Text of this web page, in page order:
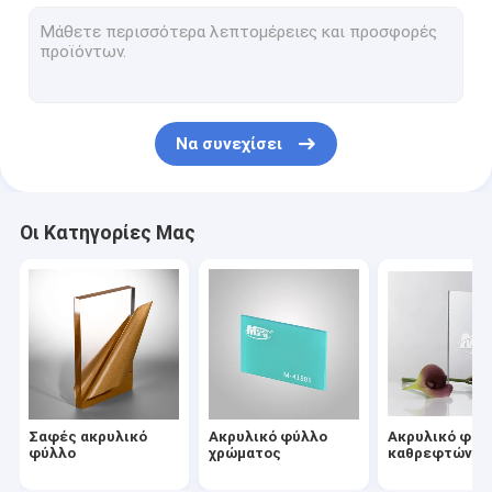
σαφές φύλλο πολυανθράκων
Πλαστικό φύλλο ABS
Ακτινοβολήστε ακρυλικό φύλλο
Πλαστικό φύλλο ESD
Ακρυλικό ελαφρύ πιάτο οδηγών
Φλόγα - καθυστερών ακρυλικός
Να συνεχίσει
Οι Κατηγορίες Μας
Σαφές ακρυλικό
φύλλο
Ακρυλικό φύλλο
χρώματος
Ακρυλικό
καθρεφτών